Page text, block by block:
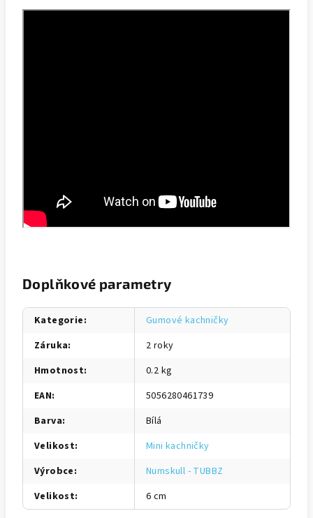
Doplňkové parametry
Kategorie:
Gumové kachničky
Záruka:
2 roky
Hmotnost:
0.2 kg
EAN:
5056280461739
Barva:
Bílá
Velikost:
Mini kachničky
Výrobce:
Numskull - TUBBZ
Velikost: 6 cm